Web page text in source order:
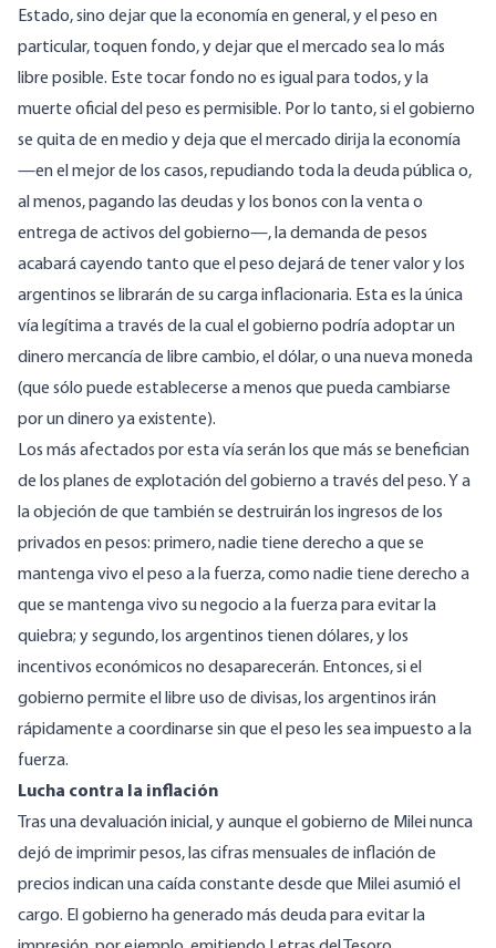
Estado, sino dejar que la economía en general, y el peso en
particular, toquen fondo, y dejar que el mercado sea lo más
libre posible. Este tocar fondo no es igual para todos, y la
muerte oficial del peso es permisible. Por lo tanto, si el gobierno
se quita de en medio y deja que el mercado dirija la economía
—en el mejor de los casos, repudiando toda la deuda pública o,
al menos, pagando las deudas y los bonos con la venta o
entrega de activos del gobierno—, la demanda de pesos
acabará cayendo tanto que el peso dejará de tener valor y los
argentinos se librarán de su carga inflacionaria. Esta es la única
vía legítima a través de la cual el gobierno podría adoptar un
dinero mercancía de libre cambio, el dólar, o una nueva moneda
(que sólo puede establecerse a menos que pueda cambiarse
por un dinero ya existente).
Los más afectados por esta vía serán los que más se benefician
de los planes de explotación del gobierno a través del peso. Y a
la objeción de que también se destruirán los ingresos de los
privados en pesos: primero, nadie tiene derecho a que se
mantenga vivo el peso a la fuerza, como nadie tiene derecho a
que se mantenga vivo su negocio a la fuerza para evitar la
quiebra; y segundo, los argentinos tienen dólares, y los
incentivos económicos no desaparecerán. Entonces, si el
gobierno permite el libre uso de divisas, los argentinos irán
rápidamente a coordinarse sin que el peso les sea impuesto a la
fuerza.
Lucha contra la inflación
Tras una devaluación inicial, y aunque el gobierno de Milei nunca
dejó de imprimir pesos, las cifras mensuales de inflación de
precios indican una caída constante desde que Milei asumió el
cargo. El gobierno ha generado más deuda para evitar la